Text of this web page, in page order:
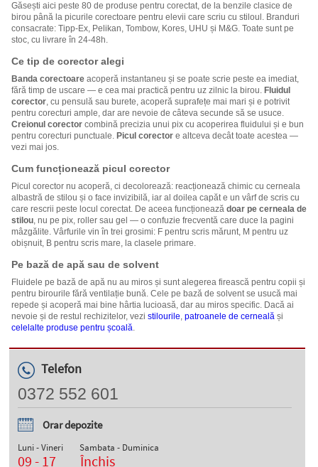
Găsești aici peste 80 de produse pentru corectat, de la benzile clasice de
birou până la picurile corectoare pentru elevii care scriu cu stiloul. Branduri
consacrate: Tipp-Ex, Pelikan, Tombow, Kores, UHU și M&G. Toate sunt pe
stoc, cu livrare în 24-48h.
Ce tip de corector alegi
Banda corectoareacoperă instantaneu și se poate scrie peste ea imediat,
fără timp de uscare — e cea mai practică pentru uz zilnic la birou. Fluidul
corector, cu pensulă sau burete, acoperă suprafețe mai mari și e potrivit
pentru corecturi ample, dar are nevoie de câteva secunde să se usuce.
Creionul corectorcombină precizia unui pix cu acoperirea fluidului și e bun
pentru corecturi punctuale. Picul corectore altceva decât toate acestea —
vezi mai jos.
Cum funcționează picul corector
Picul corector nu acoperă, ci decolorează: reacționează chimic cu cerneala
albastră de stilou și o face invizibilă, iar al doilea capăt e un vârf de scris cu
care rescrii peste locul corectat. De aceea funcționează doar pe cerneala de
stilou, nu pe pix, roller sau gel — o confuzie frecventă care duce la pagini
mâzgălite. Vârfurile vin în trei grosimi: F pentru scris mărunt, M pentru uz
obișnuit, B pentru scris mare, la clasele primare.
Pe bază de apă sau de solvent
Fluidele pe bază de apă nu au miros și sunt alegerea firească pentru copii și
pentru birourile fără ventilație bună. Cele pe bază de solvent se usucă mai
repede și acoperă mai bine hârtia lucioasă, dar au miros specific. Dacă ai
nevoie și de restul rechizitelor, vezi stilourile, patroanele de cernealăși
celelalte produse pentru școală.
Telefon
0372 552 601
Orar depozite
Luni - Vineri
09 - 17
Sambata - Duminica
Închis